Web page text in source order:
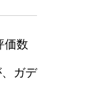
価数
ガデ